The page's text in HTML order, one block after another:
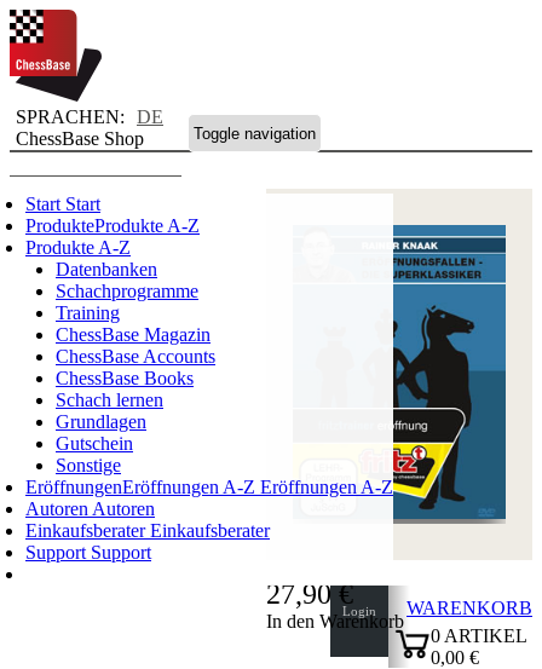
SPRACHEN:
DE
ChessBase Shop
Toggle navigation
Start Start
ProdukteProdukte A-Z
Produkte A-Z
Datenbanken
Schachprogramme
Training
ChessBase Magazin
ChessBase Accounts
ChessBase Books
Schach lernen
Grundlagen
Gutschein
Sonstige
EröffnungenEröffnungen A-Z Eröffnungen A-Z
Autoren Autoren
EinkaufsberaterEinkaufsberater
Support Support
Login
WARENKORB
0 ARTIKEL
0,00 €
27,90 €
In den Warenkorb